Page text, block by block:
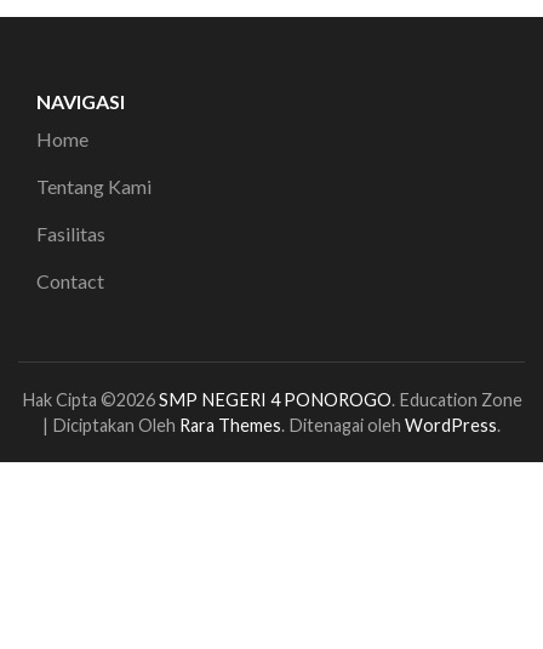
NAVIGASI
Home
Tentang Kami
Fasilitas
Contact
Hak Cipta ©2026SMP NEGERI 4 PONOROGO. Education Zone
| Diciptakan Oleh Rara Themes. Ditenagai oleh WordPress.